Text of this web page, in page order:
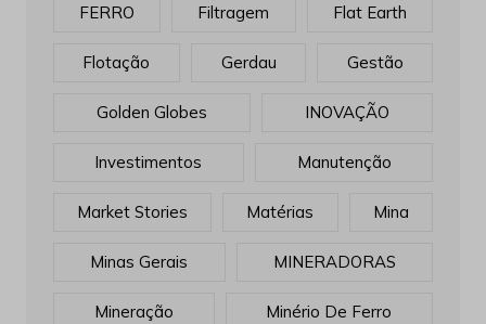
FERRO Filtragem Flat Earth
Flotação Gerdau Gestão
Golden Globes INOVAÇÃO
Investimentos Manutenção
Market Stories Matérias Mina
Minas Gerais MINERADORAS
Mineração Minério De Ferro